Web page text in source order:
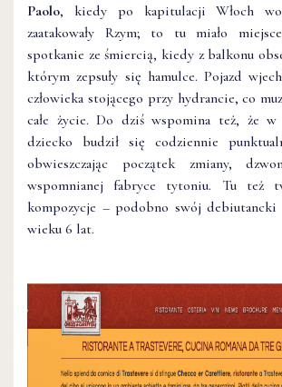
Paolo, kiedy po kapitulacji Włoch
zaatakowały Rzym; to tu miało
spotkanie ze śmiercią, kiedy z balkonu
którym zepsuły się hamulce. Pojazd
człowieka stojącego przy hydrancie, co
całe życie. Do dziś wspomina też, że
dziecko budził się codziennie
obwieszczając początek zmiany,
wspomnianej fabryce tytoniu. Tu też
kompozycje – podobno swój debiutancki
wieku 6 lat.